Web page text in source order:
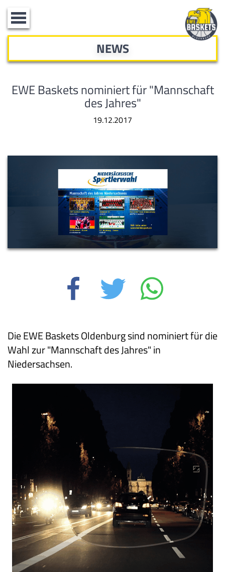
Toggle
navigation
NEWS
EWE Baskets nominiert für "Mannschaft
des Jahres"
19.12.2017
Die EWE Baskets Oldenburg sind nominiert für die
Wahl zur "Mannschaft des Jahres" in
Niedersachsen.